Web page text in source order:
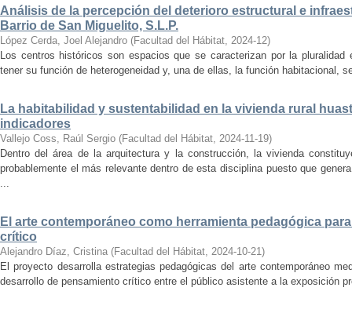
Análisis de la percepción del deterioro estructural e
Barrio de San Miguelito, S.L.P.
López Cerda, Joel Alejandro (Facultad del Hábitat, 2024-12)
Los centros históricos son espacios que se caracterizan por la
tener su función de heterogeneidad y, una de ellas, la función habitacional,
La habitabilidad y sustentabilidad en la vivienda rural
indicadores
Vallejo Coss, Raúl Sergio (Facultad del Hábitat, 2024-11-19)
Dentro del área de la arquitectura y la construcción, la vivienda
probablemente el más relevante dentro de esta disciplina puesto que
...
El arte contemporáneo como herramienta pedagógica
crítico
Alejandro Díaz, Cristina (Facultad del Hábitat, 2024-10-21)
El proyecto desarrolla estrategias pedagógicas del arte contemporáneo
desarrollo de pensamiento crítico entre el público asistente a la exposición